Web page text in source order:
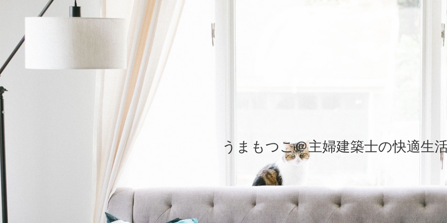
うまもつこ＠主婦建築士の快適生